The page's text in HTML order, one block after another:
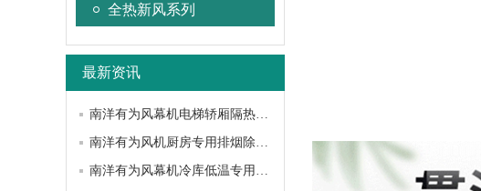
全热新风系列
最新资讯
南洋有为风幕机电梯轿厢隔热降噪方案
南洋有为风机厨房专用排烟除油性能
南洋有为风幕机冷库低温专用选型指南